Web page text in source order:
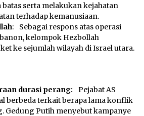
batas serta melakukan kejahatan
terhadap kemanusiaan.
: Sebagai respons atas operasi
kelompok Hezbollah
ke sejumlah wilayah di Israel utara.
durasi perang: Pejabat AS
berbeda terkait berapa lama konflik
Gedung Putih menyebut kampanye